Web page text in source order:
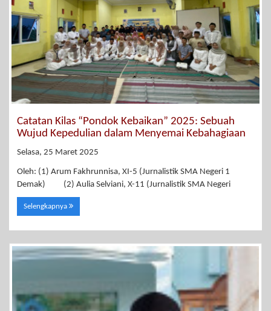
Catatan Kilas “Pondok Kebaikan” 2025: Sebuah
Wujud Kepedulian dalam Menyemai Kebahagiaan
Selasa, 25 Maret 2025
Oleh: (1) Arum Fakhrunnisa, XI-5 (Jurnalistik SMA Negeri 1
Demak) (2) Aulia Selviani, X-11 (Jurnalistik SMA Negeri
Selengkapnya